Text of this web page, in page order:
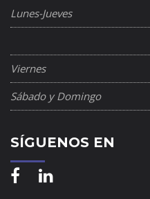
Lunes-Jueves
Viernes
Sábado y Domingo
SÍGUENOS EN